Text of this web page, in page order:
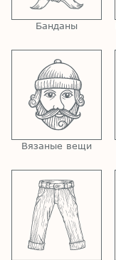
Банданы
Вязаные вещи